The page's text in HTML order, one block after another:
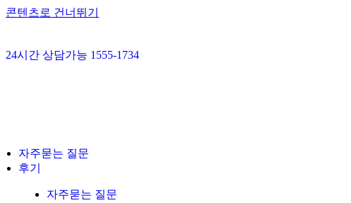
콘텐츠로 건너뛰기
24시간 상담가능 1555-1734
자주묻는 질문
후기
자주묻는 질문